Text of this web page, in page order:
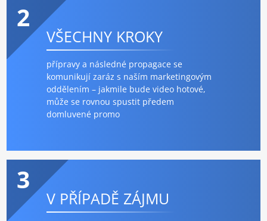
2
VŠECHNY KROKY
přípravy a následné propagace se
komunikují zaráz s naším marketingovým
oddělením – jakmile bude video hotové,
může se rovnou spustit předem
domluvené promo
3
V PŘÍPADĚ ZÁJMU